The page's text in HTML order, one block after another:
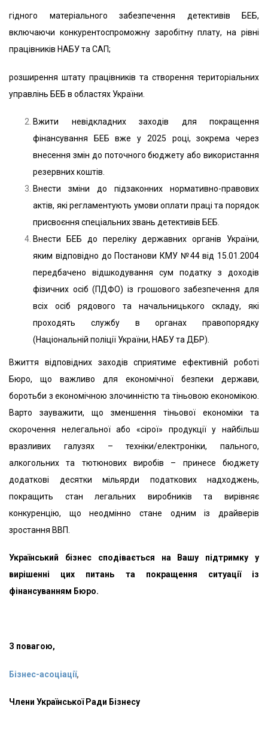
гідного матеріального забезпечення детективів БЕБ,
включаючи конкурентоспроможну заробітну плату, на рівні
працівників НАБУ та САП;
розширення штату працівників та створення територіальних
управлінь БЕБ в областях України.
Вжити невідкладних заходів для покращення
фінансування БЕБ вже у 2025 році, зокрема через
внесення змін до поточного бюджету або використання
резервних коштів.
Внести зміни до підзаконних нормативно-правових
актів, які регламентують умови оплати праці та порядок
присвоєння спеціальних звань детективів БЕБ.
Внести БЕБ до переліку державних органів України,
яким відповідно до Постанови КМУ №44 від 15.01.2004
передбачено відшкодування сум податку з доходів
фізичних осіб (ПДФО) із грошового забезпечення для
всіх осіб рядового та начальницького складу, які
проходять службу в органах правопорядку
(Національній поліції України, НАБУ та ДБР).
Вжиття відповідних заходів сприятиме ефективній роботі
Бюро, що важливо для економічної безпеки держави,
боротьби з економічною злочинністю та тіньовою економікою.
Варто зауважити, що зменшення тіньової економіки та
скорочення нелегальної або «сірої» продукції у найбільш
вразливих галузях – техніки/електроніки, пального,
алкогольних та тютюнових виробів – принесе бюджету
додаткові десятки мільярди податкових надходжень,
покращить стан легальних виробників та вирівняє
конкуренцію, що неодмінно стане одним із драйверів
зростання ВВП.
Український бізнес сподівається на Вашу підтримку у
вирішенні цих питань та покращення ситуації із
фінансуванням Бюро.
З повагою,
Бізнес-асоціації,
Члени Української Ради Бізнесу